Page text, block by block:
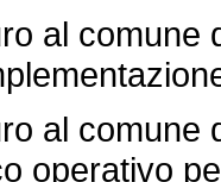
al
al
operativo